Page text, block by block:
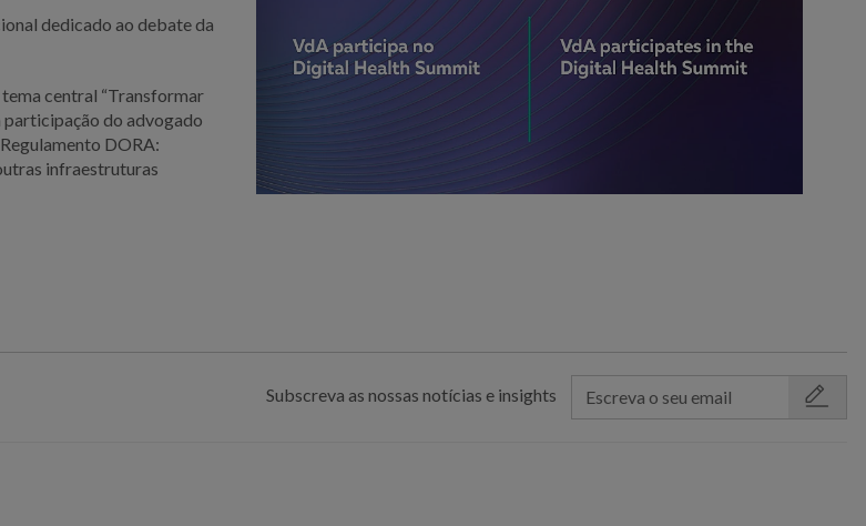
dedicado ao debate da
central “Transformar
participação do advogado
DORA:
infraestruturas
Subscreva as nossas notícias e insights